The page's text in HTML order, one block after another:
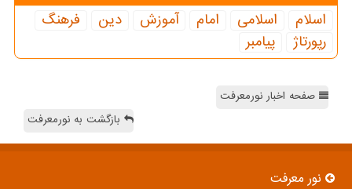
اسلام اسلامی امام آموزش دین
فرهنگ
رپورتاژ
پیامبر
صفحه اخبار نورمعرفت
بازگشت به نورمعرفت
نور معرفت